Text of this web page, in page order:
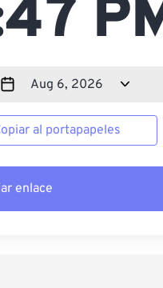
al portapapeles
enlace